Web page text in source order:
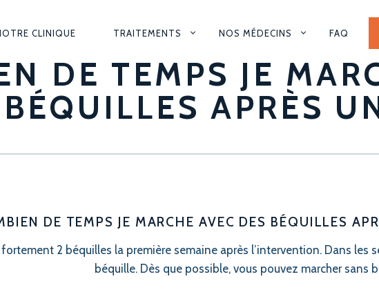
CLINIQUE TRAITEMENTS NOS MÉDECINS FAQ
DE TEMPS JE
BÉQUILLES APRÈS
DE TEMPS JE MARCHE AVEC DES BÉQUILLES
2 béquilles la première semaine après l’intervention. Dans les
béquille. Dès que possible, vous pouvez marcher sans